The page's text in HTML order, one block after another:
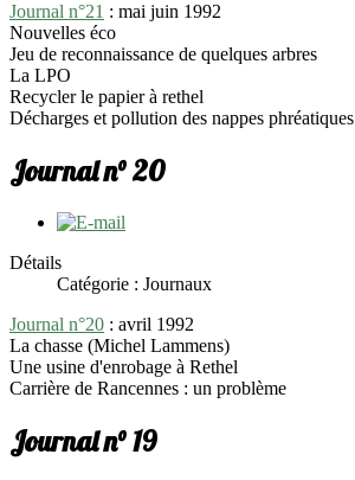
Journal n°21 : mai juin 1992
Nouvelles éco
Jeu de reconnaissance de quelques arbres
La LPO
Recycler le papier à rethel
Décharges et pollution des nappes phréatiques
Journal n° 20
Détails
Catégorie : Journaux
Journal n°20 : avril 1992
La chasse (Michel Lammens)
Une usine d'enrobage à Rethel
Carrière de Rancennes : un problème
Journal n° 19